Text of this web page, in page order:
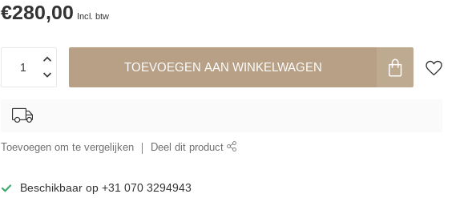
€280,00 Incl. btw
TOEVOEGEN AAN WINKELWAGEN
Toevoegen om te vergelijken Deel dit product
Beschikbaar op +31 070 3294943